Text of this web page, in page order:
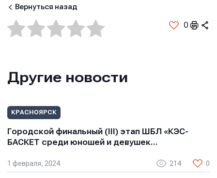
Вернуться назад
0
Другие новости
КРАСНОЯРСК
Городской финальный (III) этап ШБЛ «КЭС-
БАСКЕТ среди юношей и девушек…
1 февраля, 2024 214 0
Имя
E-mail
Телефон
Сообщение
Имя
E-mail
Телефон
Сообщение
Имя
E-mail
Телефон
Сообщение